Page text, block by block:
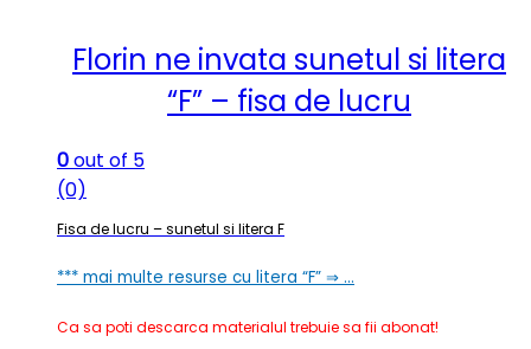
Florin ne invata sunetul si litera
“F” – fisa de lucru
0out of 5
(0)
Fisa de lucru – sunetul si litera F
*** mai multe resurse cu litera “F” ⇒ …
Ca sa poti descarca materialul trebuie sa fii abonat!